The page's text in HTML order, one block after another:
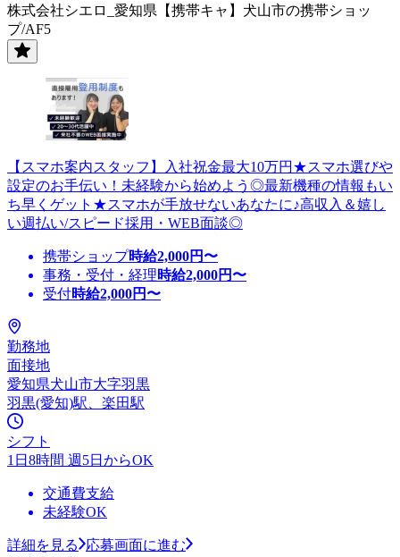
株式会社シエロ_愛知県【携帯キャ】犬山市の携帯ショッ
プ/AF5
【スマホ案内スタッフ】入社祝金最大10万円★スマホ選びや
設定のお手伝い！未経験から始めよう◎最新機種の情報もい
ち早くゲット★スマホが手放せないあなたに♪高収入＆嬉し
い週払い/スピード採用・WEB面談◎
携帯ショップ時給2,000円〜
事務・受付・経理時給2,000円〜
受付時給2,000円〜
勤務地
面接地
愛知県犬山市大字羽黒
羽黒(愛知)駅、楽田駅
シフト
1日8時間 週5日からOK
交通費支給
未経験OK
詳細を見る
応募画面に進む